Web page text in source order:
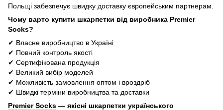
Польщі забезпечує швидку доставку європейським партнерам.
Чому варто купити шкарпетки від виробника Premier
Socks?
✔ Власне виробництво в Україні
✔ Повний контроль якості
✔ Сертифікована продукція
✔ Великий вибір моделей
✔ Можливість замовлення оптом і вроздріб
✔ Швидкі терміни виробництва та доставки
Premier Socks — якісні шкарпетки українського